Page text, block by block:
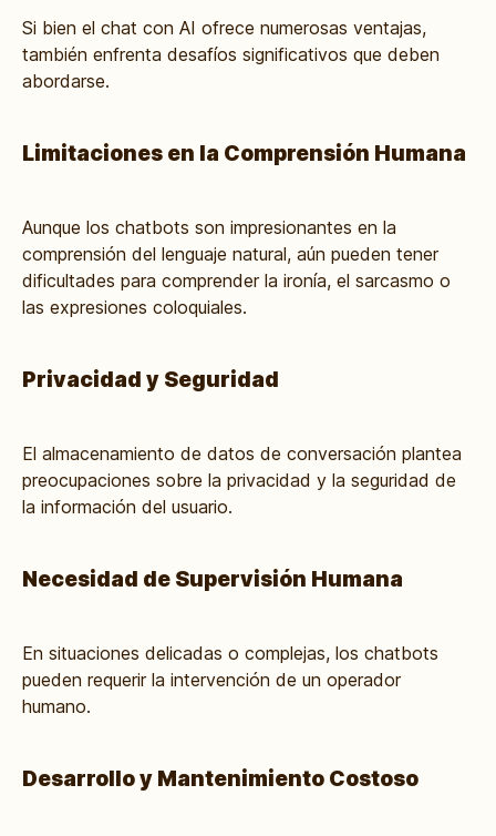
Si bien el chat con AI ofrece numerosas ventajas,
también enfrenta desafíos significativos que deben
abordarse.
Limitaciones en la Comprensión Humana
Aunque los chatbots son impresionantes en la
comprensión del lenguaje natural, aún pueden tener
dificultades para comprender la ironía, el sarcasmo o
las expresiones coloquiales.
Privacidad y Seguridad
El almacenamiento de datos de conversación plantea
preocupaciones sobre la privacidad y la seguridad de
la información del usuario.
Necesidad de Supervisión Humana
En situaciones delicadas o complejas, los chatbots
pueden requerir la intervención de un operador
humano.
Desarrollo y Mantenimiento Costoso